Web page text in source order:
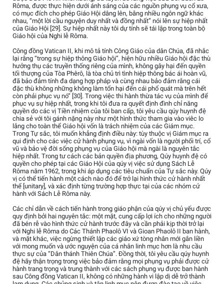
Rôma, được thực hiện dưới ánh sáng của các nguồn phụng vụ cổ xưa,
có mục đích cho phép Giáo Hội dâng lên, bằng nhiều ngôn ngữ khác
nhau, “một lời cầu nguyện duy nhất và đồng nhất” nói lên sự hiệp nhất
của Giáo Hội [29]. Sự hiệp nhất này tôi dự tính sẽ tái lập trong toàn bộ
Giáo hội của Nghi lễ Rôma.
Công đồng Vatican II, khi mô tả tính Công Giáo của dân Chúa, đã nhắc
lại rằng “trong sự hiệp thông Giáo hội”, hiện hữu nhiều Giáo hội đặc thù
hưởng thụ các truyền thống riêng của mình, không gây hại đến quyền
tối thượng của Tòa Phêrô, là tòa chủ trì tình hiệp thông bác ái hoàn vũ,
đã bảo đảm tính đa dạng hợp pháp và cùng nhau bảo đảm rằng cái
đặc thù không những không làm tổn hại đến cái phổ quát mà trên hết
còn phải phục vụ nó” [30]. Trong việc thi hành thừa tác vụ của mình để
phục vụ sự hiệp nhất, trong khi tôi đưa ra quyết định đình chỉ năng
quyền do các vị Tiền nhiệm của tôi ban cấp, tôi yêu cầu qúy huynh đệ
chia sẻ với tôi gánh nặng này như một hình thức tham gia vào viêc lo
lắng cho toàn thể Giáo hội vốn là trách nhiệm của các Giám mục.
Trong Tự sắc, tôi muốn khẳng định điều này: tùy thuộc vị Giám mục ra
qui định cho các việc cử hành phụng vụ, vì ngài vốn là người phối trí, cổ
vũ và bảo vệ đời sống phụng vụ của Giáo hội mà ngài là nguyên tắc
hiệp nhất. Trong tư cách các bản quyền địa phương, Qúy huynh đệ có
quyền cho phép tại các Giáo Hội của qúy vị việc sử dụng Sách Lễ
Rôma năm 1962, trong khi áp dụng các tiêu chuẩn của Tự sắc này. Qúy
vị có thể tiến hành một cách nào đó để trở lại hình thức cử hành nhất
thể [unitary], và xác định từng trường hợp thực tại của các nhóm cử
hành với Sách Lễ Rôma này.
Các chỉ dẫn về cách tiến hành trong giáo phận của qúy vị chủ yếu được
quy định bởi hai nguyên tắc: một mặt, cung cấp lợi ích cho những người
đã bén rễ vào hình thức cử hành trước đây và cần phải kịp thời trở lại
với Nghi lễ Rôma do Các Thánh Phaolô VI và Gioan Phaolô II ban hành,
và mặt khác, việc ngừng thiết lập các giáo xứ tòng nhân mới gắn liền
với mong muốn và ước nguyện của cá nhân linh mục hơn là nhu cầu
thực sự của “Dân thánh Thiên Chúa”. Đồng thời, tôi yêu cầu qúy huynh
đệ hãy thận trọng trong việc bảo đảm rằng mọi phụng vụ phải được cử
hành trang trọng và trung thành với các sách phụng vụ được ban hành
sau Công đồng Vatican II, không có những hành vi lập dị dễ trở thành